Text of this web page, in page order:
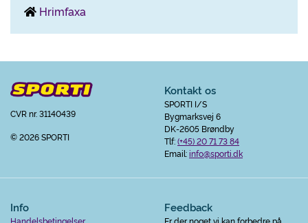
Hrimfaxa
CVR nr. 31140439
© 2026 SPORTI
Kontakt os
SPORTI I/S
Bygmarksvej 6
DK-2605 Brøndby
Tlf:(+45) 20 71 73 84
Email:info@sporti.dk
Info
Handelsbetingelser
Feedback
Er der noget vi kan forbedre på